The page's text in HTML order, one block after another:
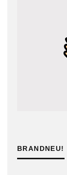
BRANDNEU!